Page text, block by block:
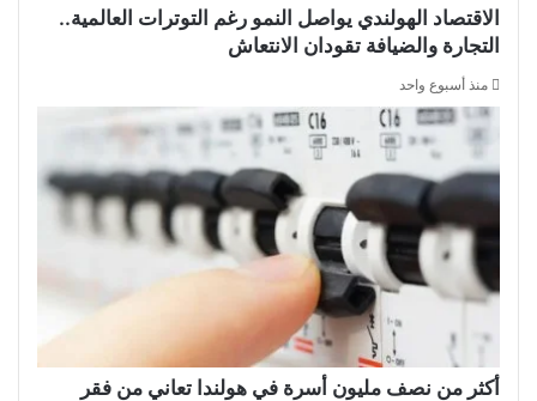
الاقتصاد الهولندي يواصل النمو رغم التوترات العالمية..
التجارة والضيافة تقودان الانتعاش
منذ أسبوع واحد
أكثر من نصف مليون أسرة في هولندا تعاني من فقر